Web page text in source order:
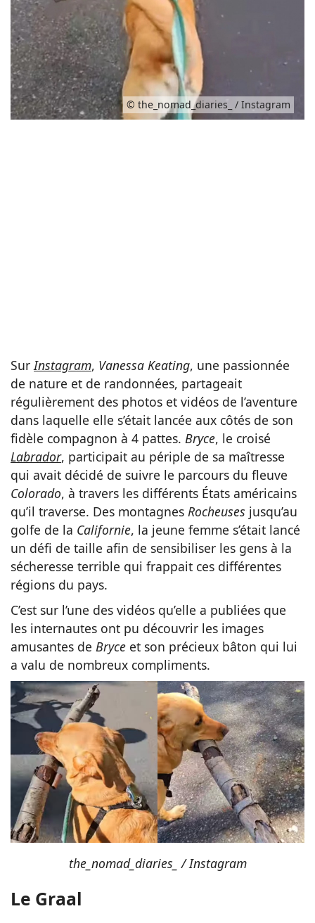
© the_nomad_diaries_ / Instagram
SurInstagram, Vanessa Keating, une passionnée
de nature et de randonnées, partageait
régulièrement des photos et vidéos de l’aventure
dans laquelle elle s’était lancée aux côtés de son
fidèle compagnon à 4 pattes. Bryce, le croisé
Labrador, participait au périple de sa maîtresse
qui avait décidé de suivre le parcours du fleuve
Colorado, à travers les différents États américains
qu’il traverse. Des montagnes Rocheuses jusqu’au
golfe de la Californie, la jeune femme s’était lancé
un défi de taille afin de sensibiliser les gens à la
sécheresse terrible qui frappait ces différentes
régions du pays.
C’est sur l’une des vidéos qu’elle a publiées que
les internautes ont pu découvrir les images
amusantes de Bryce et son précieux bâton qui lui
a valu de nombreux compliments.
the_nomad_diaries_ / Instagram
Le Graal